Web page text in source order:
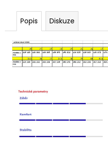
Popis Diskuze